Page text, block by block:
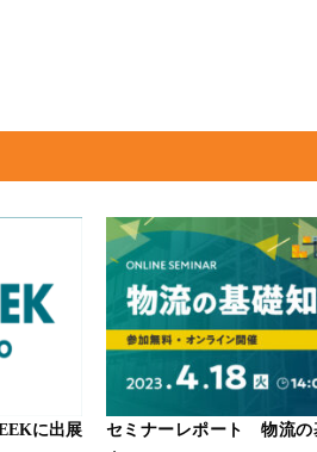
に出展
セミナーレポート 物流の